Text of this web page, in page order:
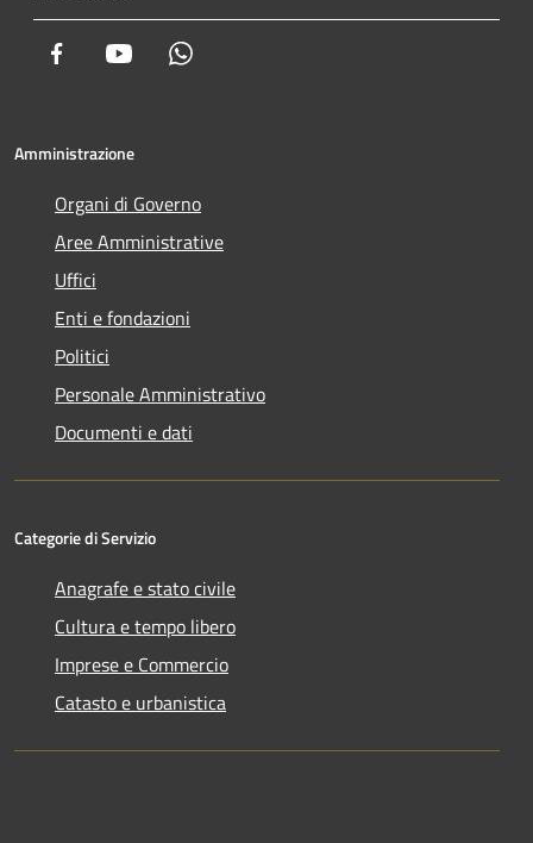
Facebook Youtube
Amministrazione
Organi di Governo
Aree Amministrative
Uffici
Enti e fondazioni
Politici
Personale Amministrativo
Documenti e dati
Categorie di Servizio
Anagrafe e stato civile
Cultura e tempo libero
Imprese e Commercio
Catasto e urbanistica